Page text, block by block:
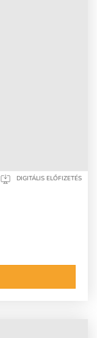
DIGITÁLIS ELŐFIZETÉS